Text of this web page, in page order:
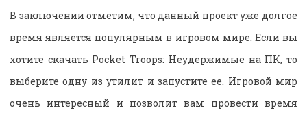
В заключении отметим, что данный проект уже долгое
время является популярным в игровом мире. Если вы
хотите скачать Pocket Troops: Неудержимые на ПК, то
выберите одну из утилит и запустите ее. Игровой мир
очень интересный и позволит вам провести время